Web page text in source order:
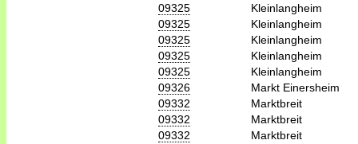
09325
Kleinlangheim
09325
Kleinlangheim
09325
Kleinlangheim
09325
Kleinlangheim
09325
Kleinlangheim
09326
Markt Einersheim
09332
Marktbreit
09332
Marktbreit
09332
Marktbreit